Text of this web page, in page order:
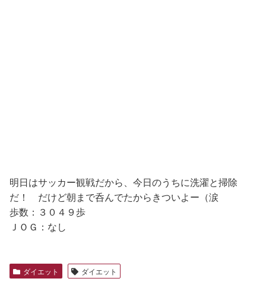
明日はサッカー観戦だから、今日のうちに洗濯と掃除
だ！ だけど朝まで呑んでたからきついよー（涙
歩数：３０４９歩
ＪＯＧ：なし
ダイエット ダイエット